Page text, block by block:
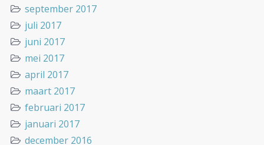
september 2017
juli 2017
juni 2017
mei 2017
april 2017
maart 2017
februari 2017
januari 2017
december 2016